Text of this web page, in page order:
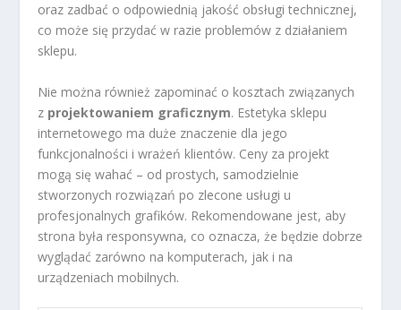
oraz zadbać o odpowiednią jakość obsługi technicznej,
co może się przydać w razie problemów z działaniem
sklepu.
Nie można również zapominać o kosztach związanych
z projektowaniem graficznym. Estetyka sklepu
internetowego ma duże znaczenie dla jego
funkcjonalności i wrażeń klientów. Ceny za projekt
mogą się wahać – od prostych, samodzielnie
stworzonych rozwiązań po zlecone usługi u
profesjonalnych grafików. Rekomendowane jest, aby
strona była responsywna, co oznacza, że będzie dobrze
wyglądać zarówno na komputerach, jak i na
urządzeniach mobilnych.